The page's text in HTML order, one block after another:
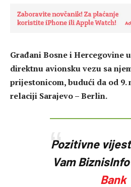
Građani Bosne i Hercegovine
direktnu avionsku vezu sa
prijestonicom, budući da od
relaciji Sarajevo – Berlin.
Pozitivne
Vam
Bank